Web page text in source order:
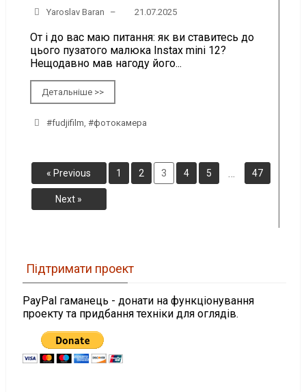
Yaroslav Baran – 21.07.2025
От і до вас маю питання: як ви ставитесь до
цього пузатого малюка Instax mini 12?
Нещодавно мав нагоду його...
Детальніше >>
#fudjifilm,#фотокамера
« Previous 1 2 3 4 5 … 47
Next »
Підтримати проект
PayPal гаманець - донати на функціонування
проекту та придбання техніки для оглядів.